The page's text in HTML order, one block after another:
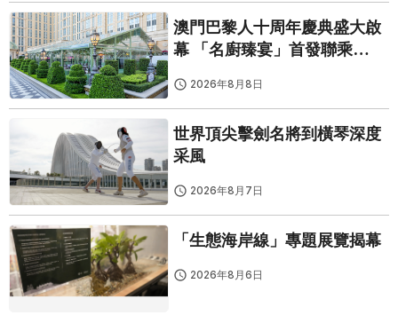
澳門巴黎人十周年慶典盛大啟
幕 「名廚臻宴」首發聯乘
2026年8月8日
世界頂尖擊劍名將到橫琴深度
采風
2026年8月7日
「生態海岸線」專題展覽揭幕
2026年8月6日